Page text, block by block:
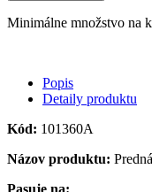
Minimálne množstvo na
Popis
Detaily produktu
Kód: 101360A
Názov produktu: